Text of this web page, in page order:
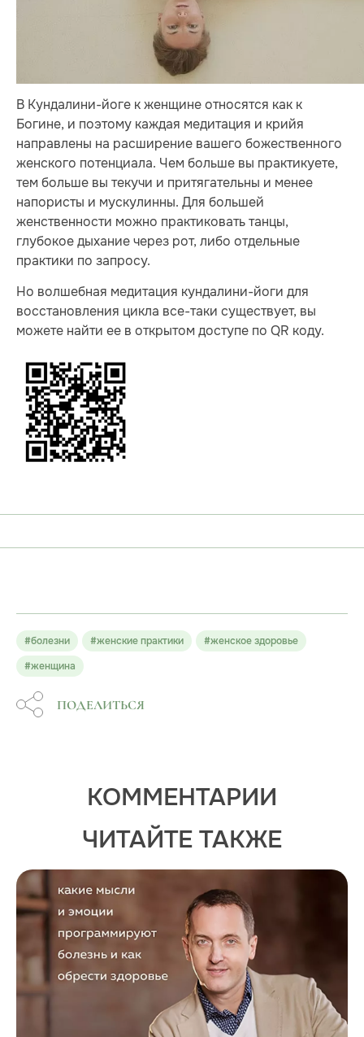
В Кундалини-йоге к женщине относятся как к
Богине, и поэтому каждая медитация и крийя
направлены на расширение вашего божественного
женского потенциала. Чем больше вы практикуете,
тем больше вы текучи и притягательны и менее
напористы и мускулинны. Для большей
женственности можно практиковать танцы,
глубокое дыхание через рот, либо отдельные
практики по запросу.
Но волшебная медитация кундалини-йоги для
восстановления цикла все-таки существует, вы
можете найти ее в открытом доступе по QR коду.
#болезни #женские практики
#женское здоровье
#женщина
ПОДЕЛИТЬСЯ
КОММЕНТАРИИ
ЧИТАЙТЕ ТАКЖЕ